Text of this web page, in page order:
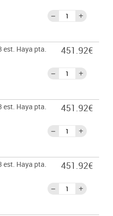
En caso de devolución no se
la mercancía.
Haya pta.
451.92€
Haya pta.
451.92€
Haya pta.
451.92€